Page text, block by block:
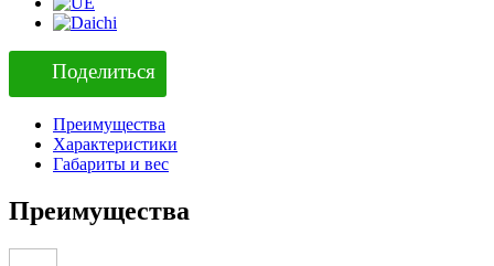
Поделиться
Преимущества
Характеристики
Габариты и вес
Преимущества